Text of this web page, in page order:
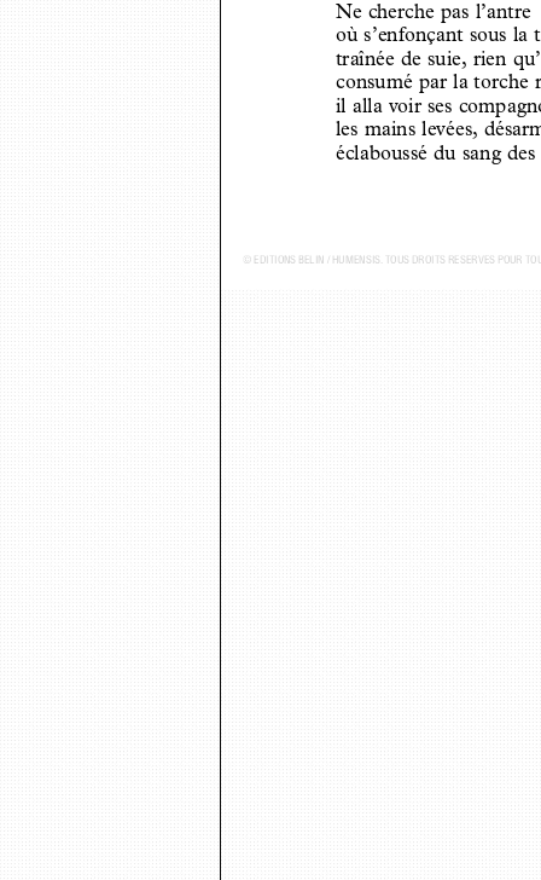
Ne cherche pas l’antre
où s’enfonçant sous la
traînée de suie, rien
consumé par la torche
il alla voir ses
les mains levées,
éclaboussé du sang
© ...DITIONS BELIN / HUMENSIS. TOUS DROITS R...SERV...S POUR TOUS PAYS - P